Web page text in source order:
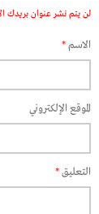
لن يتم نشر عنوان بريدك
الاسم*
الموقع الإلكتروني
التعليق*